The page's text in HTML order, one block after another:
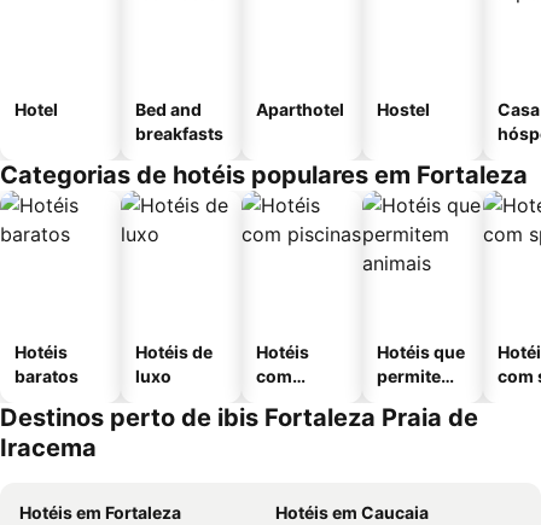
Hotel
Bed and
breakfasts
Aparthotel Hostel
Categorias de hotéis populares em Fortaleza
Hotéis
baratos
Hotéis de
luxo
Hotéis
com
Hotéis que
permitem
com
Destinos perto de ibis Fortaleza Praia de
Iracema
Hotéis em Fortaleza
Hotéis em Caucaia